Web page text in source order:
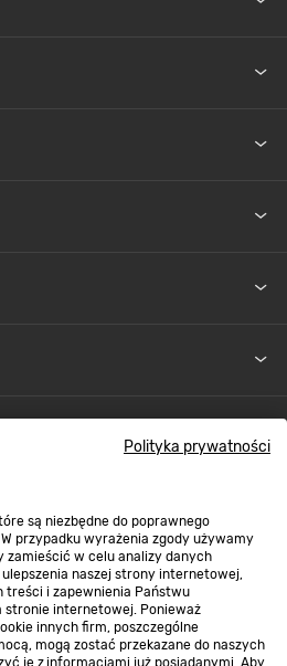
Polityka prywatności
są niezbędne do poprawnego
przypadku wyrażenia zgody używamy
zamieścić w celu analizy danych
naszej strony internetowej,
treści i zapewnienia Państwu
stronie internetowej. Ponieważ
innych firm, poszczególne
mogą zostać przekazane do naszych
je z informacjami już posiadanymi. Aby